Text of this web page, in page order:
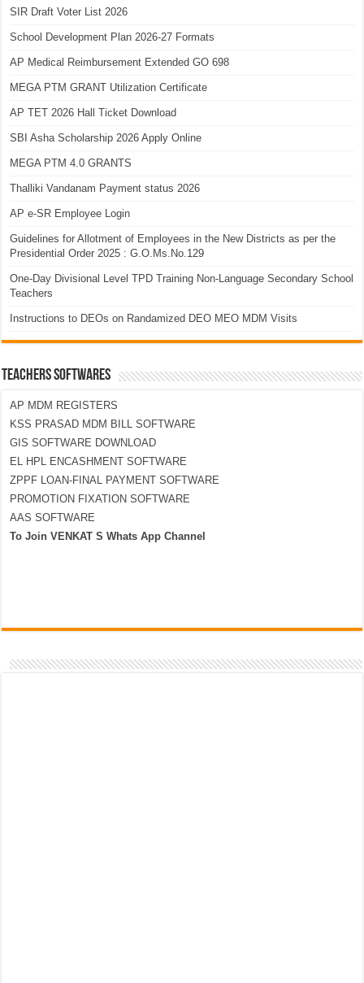
SIR Draft Voter List 2026
School Development Plan 2026-27 Formats
AP Medical Reimbursement Extended GO 698
MEGA PTM GRANT Utilization Certificate
AP TET 2026 Hall Ticket Download
SBI Asha Scholarship 2026 Apply Online
MEGA PTM 4.0 GRANTS
Thalliki Vandanam Payment status 2026
AP e-SR Employee Login
Guidelines for Allotment of Employees in the New Districts as per the
Presidential Order 2025 : G.O.Ms.No.129
One-Day Divisional Level TPD Training Non-Language Secondary School
Teachers
Instructions to DEOs on Randamized DEO MEO MDM Visits
TEACHERS SOFTWARES
AP MDM REGISTERS
KSS PRASAD MDM BILL SOFTWARE
GIS SOFTWARE DOWNLOAD
EL HPL ENCASHMENT SOFTWARE
ZPPF LOAN-FINAL PAYMENT SOFTWARE
PROMOTION FIXATION SOFTWARE
AAS SOFTWARE
To Join VENKAT S Whats App Channel